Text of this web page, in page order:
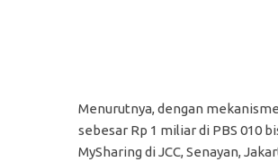
Menurutnya, dengan
sebesar Rp 1 miliar di PBS 010
MySharing di JCC, Senayan,